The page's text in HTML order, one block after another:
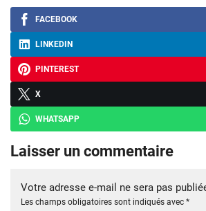
FACEBOOK
LINKEDIN
PINTEREST
X
WHATSAPP
Laisser un commentaire
Votre adresse e-mail ne sera pas
Les champs obligatoires sont indiqués avec *